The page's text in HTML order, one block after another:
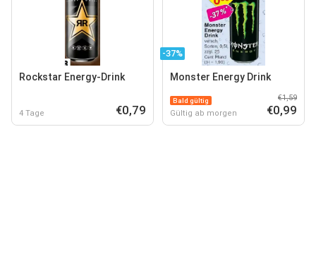
Rockstar Energy-Drink
4 Tage €0,79
-37%
Monster Energy Drink
Bald gültig
Gültig ab morgen
€1,59
€0,99